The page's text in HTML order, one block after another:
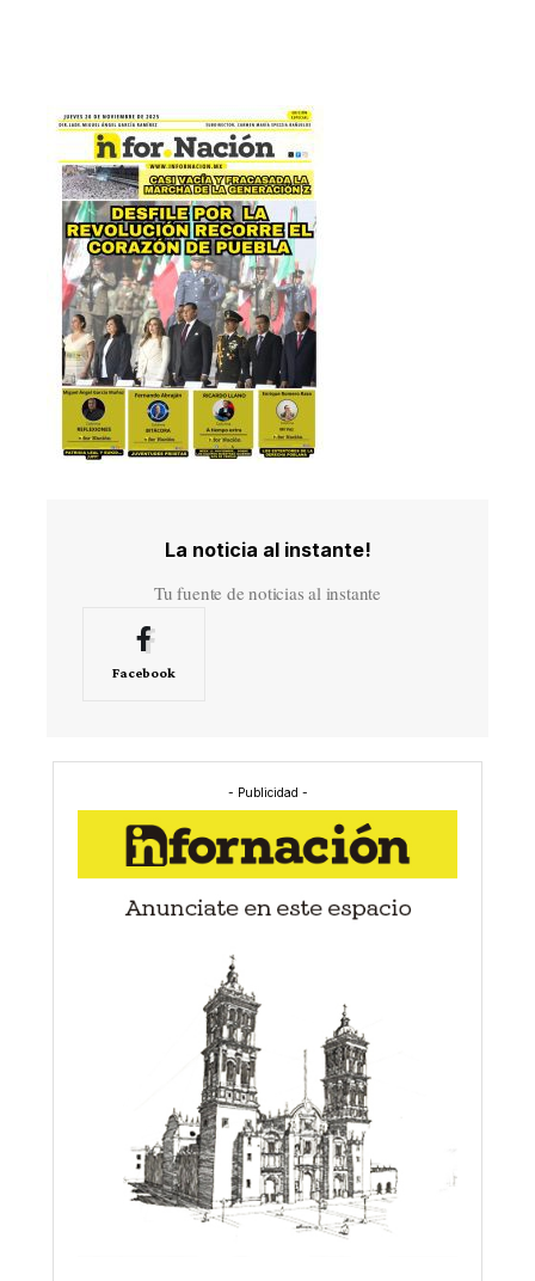
La noticia al instante!
Tu fuente de noticias al instante
Facebook
- Publicidad -